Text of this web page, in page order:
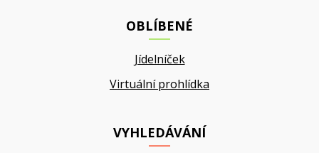
OBLÍBENÉ
Jídelníček
Virtuální prohlídka
VYHLEDÁVÁNÍ